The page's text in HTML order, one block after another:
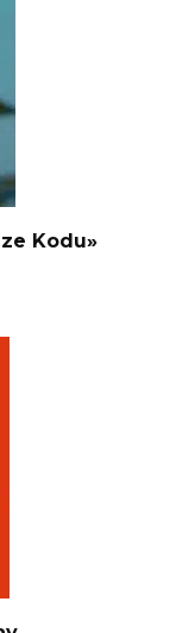
Kodu»